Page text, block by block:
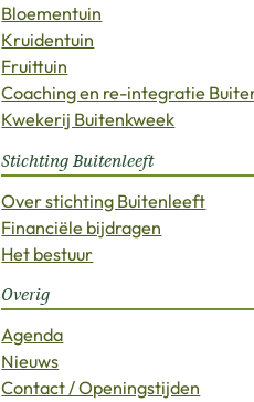
Bloementuin
Kruidentuin
Fruittuin
Coaching en re-integratie
Kwekerij Buitenkweek
Stichting Buitenleeft
Over stichting Buitenleeft
Financiële bijdragen
Het bestuur
Overig
Agenda
Nieuws
Contact / Openingstijden